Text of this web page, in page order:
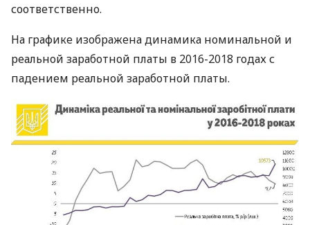
соответственно.
На графике изображена динамика номинальной и
реальной заработной платы в 2016-2018 годах с
падением реальной заработной платы.